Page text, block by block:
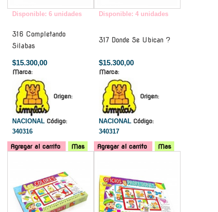
Disponible: 6 unidades
316 Completando
Silabas
$15.300,00
Marca:
Origen:
NACIONAL Código:
340316
Agregar al carrito Mas
Disponible: 4 unidades
317 Donde Se Ubican ?
$15.300,00
Marca:
Origen:
NACIONAL Código:
340317
Agregar al carrito
Mas